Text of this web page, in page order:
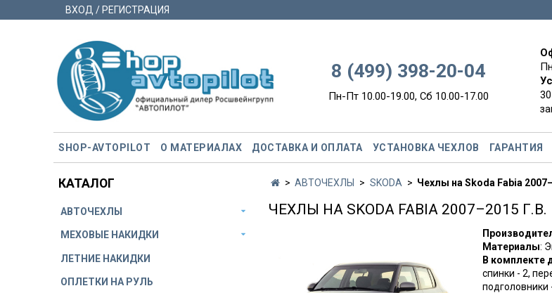
ВХОД / РЕГИСТРАЦИЯ
8 (499) 398-20-04
Пн-Пт 10.00-19.00, Сб 10.00-17.00
SHOP-AVTOPILOT О МАТЕРИАЛАХ ДОСТАВКА И ОПЛАТА УСТАНОВКА ЧЕХЛОВ ГАРАНТИЯ
АВТОЧЕХЛЫ SKODA Чехлы на Skoda Fabia
ЧЕХЛЫ НА SKODA FABIA 2007–2015 Г.В.
Материалы:
В комплекте
спинки - 2,
подголовники
КАТАЛОГ
АВТОЧЕХЛЫ
МЕХОВЫЕ НАКИДКИ
ЛЕТНИЕ НАКИДКИ
ОПЛЕТКИ НА РУЛЬ